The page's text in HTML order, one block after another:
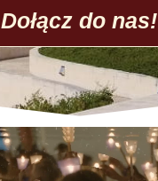
Dołącz do nas!